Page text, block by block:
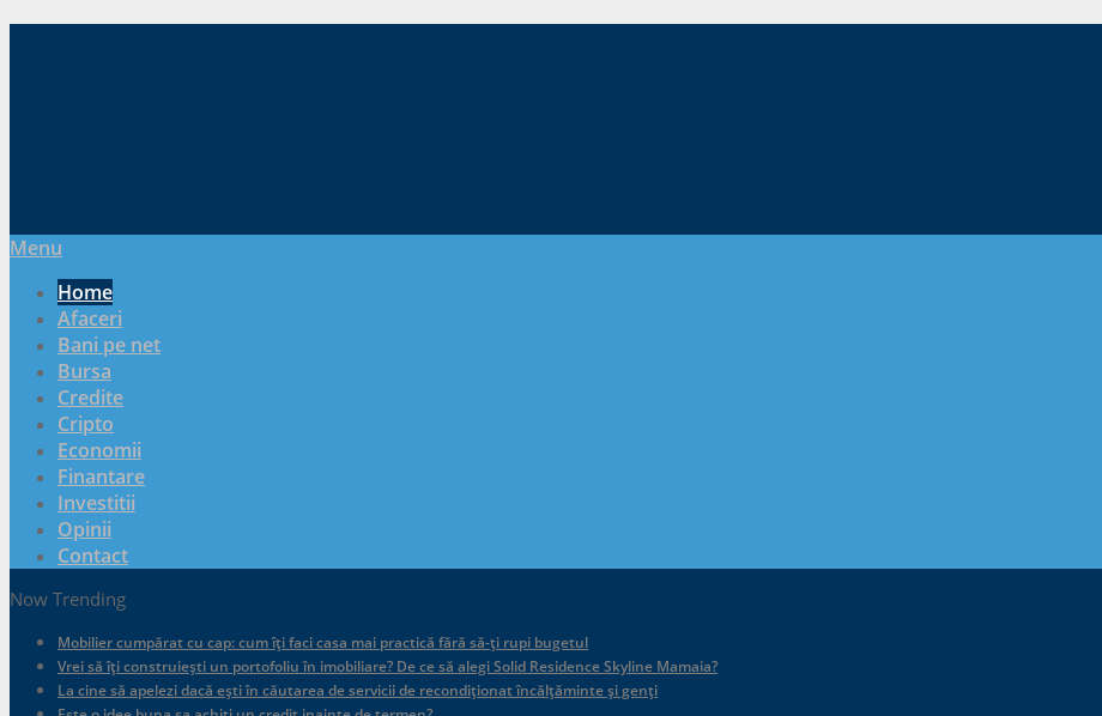
Menu
Home
Afaceri
Bani pe net
Bursa
Credite
Cripto
Economii
Finantare
Investitii
Opinii
Contact
Now Trending
Mobilier cumpărat cu cap: cum îți faci casa mai practică fără să-ți rupi bugetul
Vrei să îți construiești un portofoliu în imobiliare? De ce să alegi Solid Residence Skyline Mamaia?
La cine să apelezi dacă ești în căutarea de servicii de recondiționat încălțăminte și genți